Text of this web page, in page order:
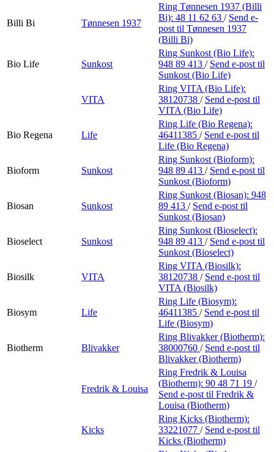
Billi Bi Tønnesen 1937
Ring Tønnesen 1937 (Billi
Bi): 48 11 62 63 / Send e-
post til Tønnesen 1937
(Billi Bi)
Bio Life Sunkost
Ring Sunkost (Bio Life):
948 89 413 / Send e-post til
Sunkost (Bio Life)
VITA
Ring VITA (Bio Life):
38120738 / Send e-post til
VITA (Bio Life)
Bio Regena Life
Ring Life (Bio Regena):
46411385 / Send e-post til
Life (Bio Regena)
Bioform Sunkost
Ring Sunkost (Bioform):
948 89 413 / Send e-post til
Sunkost (Bioform)
Biosan Sunkost
Ring Sunkost (Biosan): 948
89 413 / Send e-post til
Sunkost (Biosan)
Bioselect Sunkost
Ring Sunkost (Bioselect):
948 89 413 / Send e-post til
Sunkost (Bioselect)
Biosilk VITA
Ring VITA (Biosilk):
38120738 / Send e-post til
VITA (Biosilk)
Biosym Life
Ring Life (Biosym):
46411385 / Send e-post til
Life (Biosym)
Biotherm Blivakker
Ring Blivakker (Biotherm):
38000760 / Send e-post til
Blivakker (Biotherm)
Fredrik & Louisa
Ring Fredrik & Louisa
(Biotherm): 90 48 71 19 /
Send e-post til Fredrik &
Louisa (Biotherm)
Kicks
Ring Kicks (Biotherm):
33221077 / Send e-post til
Kicks (Biotherm)